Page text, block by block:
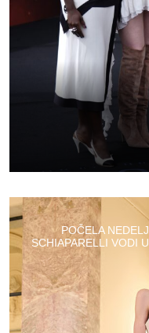
POČELA
SCHIAPARELLI VODI